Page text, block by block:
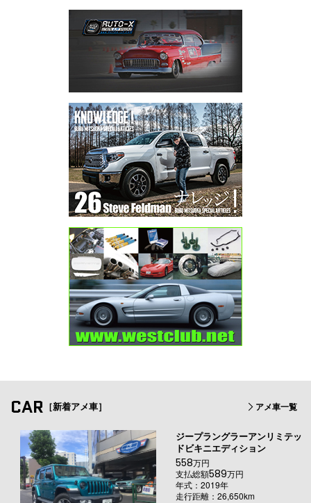
CAR ［新着アメ車］ アメ車一覧
ジープラングラーアンリミテッ
ドビキニエディション
558万円
支払総額589万円
年式：2019年
走行距離：26,650km